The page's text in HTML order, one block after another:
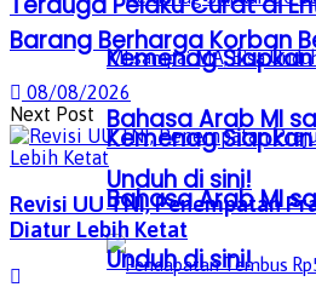
Kemenag Siapkan
Bahasa Arab MI
Unduh di sini!
Kemenag Siapkan
Bahasa Arab MI
Unduh di sini!
Barang Berharga Korban
08/08/2026
Next Post
Revisi UU TNI, Penempatan
Diatur Lebih Ketat